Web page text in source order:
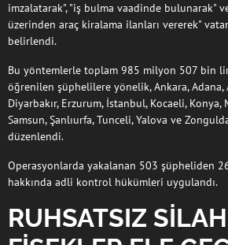
imzalatarak", "iş bulma vaadinde bulunarak"
üzerinden araç kiralama ilanları vererek"
belirlendi.
Bu yöntemlerle toplam 985 milyon 507 bin
öğrenilen şüphelilere yönelik, Ankara, Adana,
Diyarbakır, Erzurum, İstanbul, Kocaeli, Konya,
Samsun, Şanlıurfa, Tunceli, Yalova ve
düzenlendi.
Operasyonlarda yakalanan 503 şüpheliden
hakkında adli kontrol hükümleri uygulandı.
RUHSATSIZ